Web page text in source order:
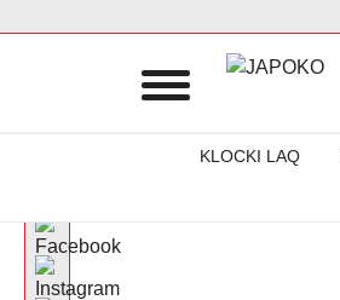
KLOCKI LAQ